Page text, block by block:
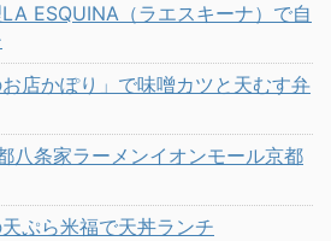
ESQUINA（ラエスキーナ）で自
店かぽり」で味噌カツと天むす弁
八条家ラーメンイオンモール京都
ぷら米福で天丼ランチ